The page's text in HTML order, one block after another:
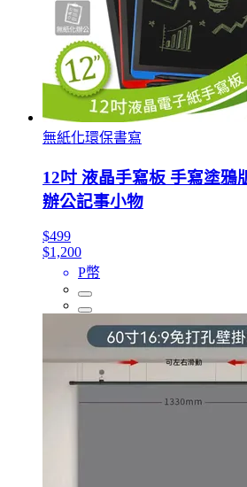
無紙化環保書寫
12吋 液晶手寫板 手寫塗鴉
辦公記事小物
$499
$1,200
P幣